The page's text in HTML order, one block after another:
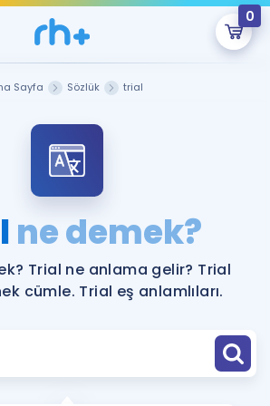
0
ÜYE DEĞİLİM
Şu An Boş.
sınava hazırlayacak onlarca eğitim seni
bekliyor!
Sayfa Sözlük trial
ne demek?
Trial ne anlama gelir? Trial
cümle. Trial eş anlamlıları.